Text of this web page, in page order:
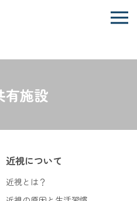
有施設
近視について
近視とは？